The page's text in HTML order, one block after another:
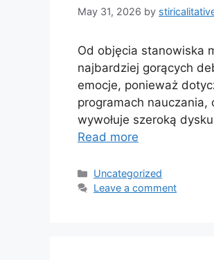
May 31, 2026 by
Od objęcia stanowiska
najbardziej gorących
emocje, ponieważ
programach nauczania,
wywołuje szeroką
Read more
Categories
Uncategorized
Leave a comment